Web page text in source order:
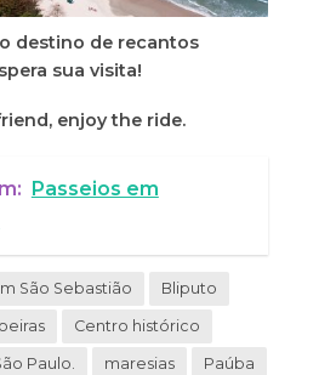
destino de recantos
sua visita!
enjoy the ride.
Passeios em
São Sebastião Bliputo
Centro histórico
Paulo. maresias Paúba